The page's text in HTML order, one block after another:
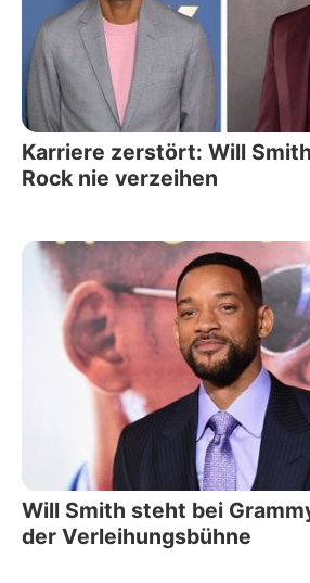
Karriere zerstört: Will
Rock nie verzeihen
Will Smith steht bei
der Verleihungsbühne